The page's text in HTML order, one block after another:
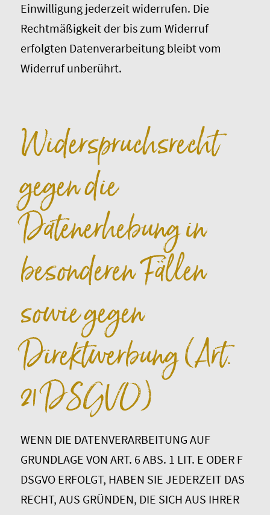
Einwilligung jederzeit widerrufen. Die
Rechtmäßigkeit der bis zum Widerruf
erfolgten Datenverarbeitung bleibt vom
Widerruf unberührt.
Widerspruchsrecht
gegen die
Datenerhebung in
besonderen Fällen
sowie gegen
Direktwerbung (Art.
21 DSGVO)
WENN DIE DATENVERARBEITUNG AUF
GRUNDLAGE VON ART. 6 ABS. 1 LIT. E ODER F
DSGVO ERFOLGT, HABEN SIE JEDERZEIT DAS
RECHT, AUS GRÜNDEN, DIE SICH AUS IHRER